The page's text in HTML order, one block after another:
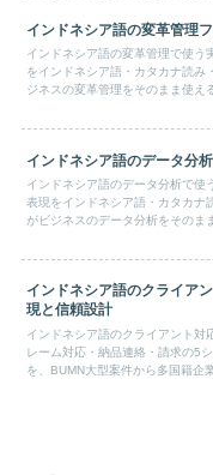
インドネシア語の変革管理
インドネシア語の変革管理で使う
をインドネシア語・カタカナ読み
ジネスの変革管理をそのまま使え
インドネシア語のデータ分
インドネシア語のデータ分析で使
表現をインドネシア語・カタカナ
がビジネスのデータ分析をそのま
インドネシア語のクライア
現と信頼設計
インドネシア語のクライアント対
レーム対応・納品連絡・請求の5
を、BUMN大型案件から多国籍企